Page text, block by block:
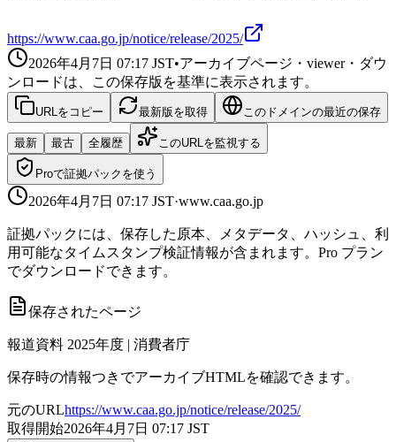
https://www.caa.go.jp/notice/release/2025/
2026年4月7日 07:17 JST•アーカイブページ・viewer・ダウ
ンロードは、この保存版を基準に表示されます。
URLをコピー 最新版を取得 このドメインの最近の保存
最新 最古 全履歴 このURLを監視する
Proで証拠パックを使う
2026年4月7日 07:17 JST·www.caa.go.jp
証拠パックには、保存した原本、メタデータ、ハッシュ、利
用可能なタイムスタンプ検証情報が含まれます。Pro プラン
でダウンロードできます。
保存されたページ
報道資料 2025年度 | 消費者庁
保存時の情報つきでアーカイブHTMLを確認できます。
元のURLhttps://www.caa.go.jp/notice/release/2025/
取得開始2026年4月7日 07:17 JST